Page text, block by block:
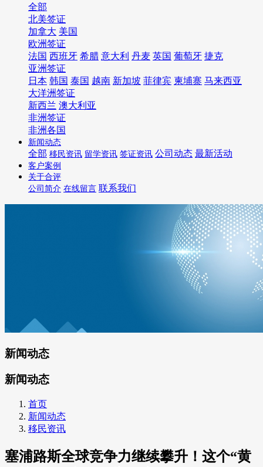
全部
北美签证
加拿大 美国
欧洲签证
法国 西班牙 希腊 意大利 丹麦 英国 葡萄牙 捷克
亚洲签证
日本 韩国 泰国 越南 新加坡 菲律宾 柬埔寨 马来西亚
大洋洲签证
新西兰 澳大利亚
非洲签证
非洲各国
新闻动态
全部 移民资讯 留学资讯 签证资讯 公司动态 最新活动
客户案例
关于合评
公司简介 在线留言 联系我们
新闻动态
新闻动态
首页
新闻动态
移民资讯
塞浦路斯全球竞争力继续攀升！这个“黄